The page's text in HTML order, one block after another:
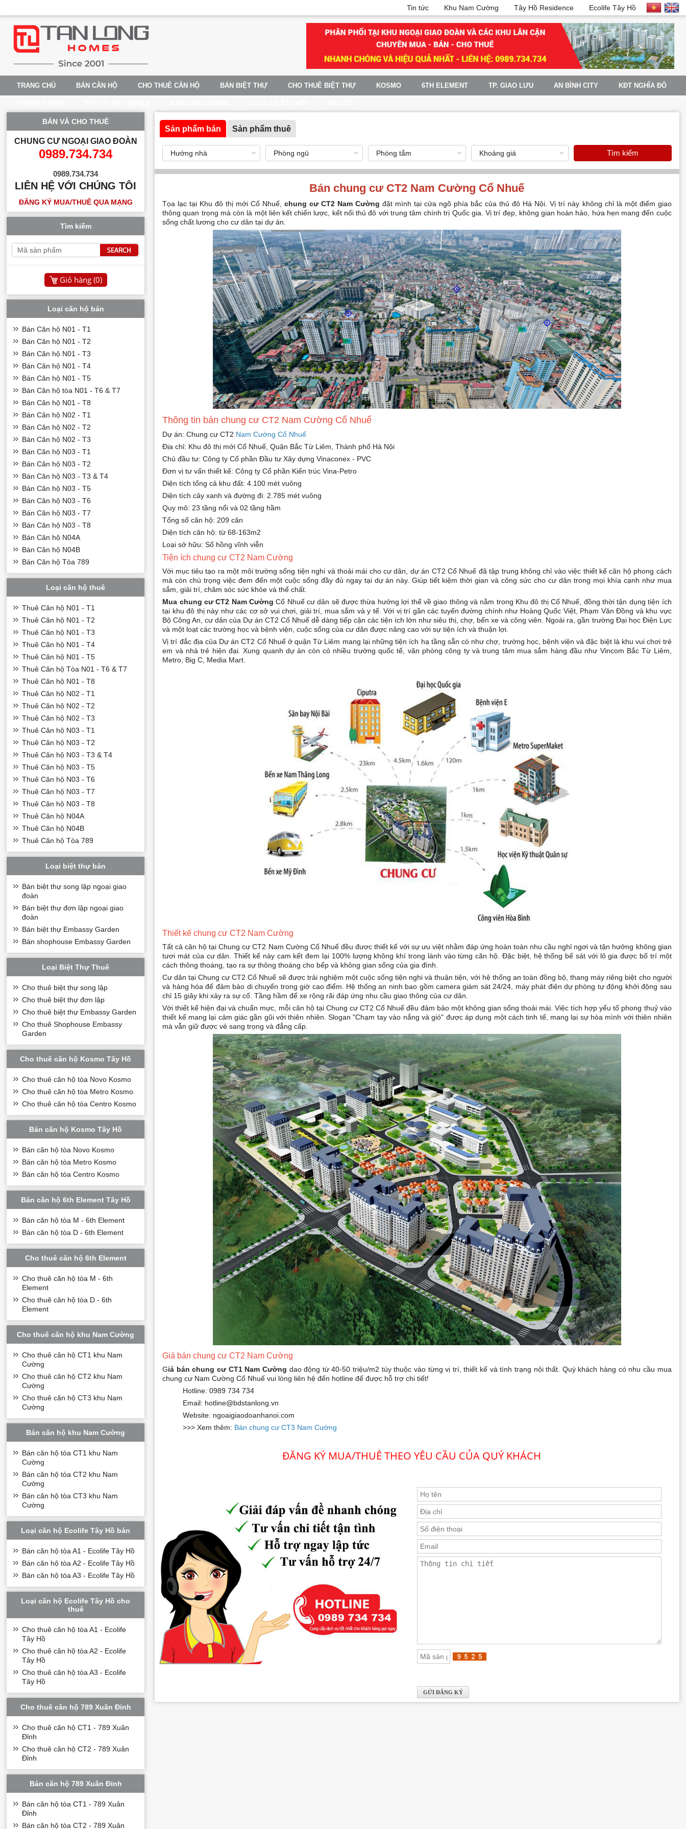
Tin tức Khu Nam Cường Tây Hồ Residence Ecolife Tây Hồ
TRANG CHỦ BÁN CĂN HỘ CHO THUÊ CĂN HỘ BÁN BIỆT THỰ CHO THUÊ BIỆT THỰ KOSMO 6TH ELEMENT TP. GIAO LƯU AN BÌNH CITY KĐT NGHĨA ĐÔ
Sản phẩm bán Sản phẩm thuê
Tìm kiếm
Bán chung cư CT2 Nam Cường Cổ Nhuế
Tọa lạc tại Khu đô thị mới Cổ Nhuế,chung cư CT2 Nam Cường đặt mình tại cửa ngõ phía bắc của thủ đô Hà Nội. Vị trí này không chỉ là một điểm giao
thông quan trọng mà còn là một liên kết chiến lược, kết nối thủ đô với trung tâm chính trị Quốc gia. Vị trí đẹp, không gian hoàn hảo, hứa hẹn mang đến cuộc
sống chất lương cho cư dân tại dự án.
Thông tin bán chung cư CT2 Nam Cường Cổ Nhuế
Dự án: Chung cư CT2 Nam Cường Cổ Nhuế
Địa chỉ: Khu đô thị mới Cổ Nhuế, Quận Bắc Từ Liêm, Thành phố Hà Nội
Chủ đầu tư: Công ty Cổ phần Đầu tư Xây dựng Vinaconex - PVC
Đơn vị tư vấn thiết kế: Công ty Cổ phần Kiến trúc Vina-Petro
Diện tích tổng cả khu đất: 4.100 mét vuông
Diện tích cây xanh và đường đi: 2.785 mét vuông
Quy mô: 23 tầng nổi và 02 tầng hầm
Tổng số căn hộ: 209 căn
Diện tích căn hộ: từ 68-163m2
Loại sở hữu: Sổ hồng vĩnh viễn
Tiện ích chung cư CT2 Nam Cường
Với mục tiêu tạo ra một môi trường sống tiện nghi và thoải mái cho cư dân, dự án CT2 Cổ Nhuế đã tập trung không chỉ vào việc thiết kế căn hộ phong cách
mà còn chú trọng việc đem đến một cuộc sống đầy đủ ngay tại dự án này. Giúp tiết kiệm thời gian và công sức cho cư dân trong mọi khía cạnh như mua
sắm, giải trí, chăm sóc sức khỏe và thể chất.
Mua chung cư CT2 Nam Cường Cổ Nhuế cư dân sẽ được thừa hưởng lợi thế về giao thông và nằm trong Khu đô thị Cổ Nhuế, đồng thời tận dụng tiện ích
tại khu đô thị này như các cơ sở vui chơi, giải trí, mua sắm và y tế. Với vị trí gần các tuyến đường chính như Hoàng Quốc Việt, Phạm Văn Đồng và khu vực
Bộ Công An, cư dân của Dự án CT2 Cổ Nhuế dễ dàng tiếp cận các tiện ích lớn như siêu thị, chợ, bến xe và công viên. Ngoài ra, gần trường Đại học Điện Lực
và một loạt các trường học và bệnh viện, cuộc sống của cư dân được nâng cao với sự tiện ích và thuận lợi.
Vị trí đắc địa của Dự án CT2 Cổ Nhuế ở quận Từ Liêm mang lại những tiện ích hạ tầng sẵn có như chợ, trường học, bệnh viện và đặc biệt là khu vui chơi trẻ
em và nhà trẻ hiện đại. Xung quanh dự án còn có nhiều trường quốc tế, văn phòng công ty và trung tâm mua sắm hàng đầu như Vincom Bắc Từ Liêm,
Metro, Big C, Media Mart.
Thiết kế chung cư CT2 Nam Cường
Tất cả căn hộ tại Chung cư CT2 Nam Cường Cổ Nhuế đều được thiết kế với sự ưu việt nhằm đáp ứng hoàn toàn nhu cầu nghỉ ngơi và tận hưởng không gian
tươi mát của cư dân. Thiết kế này cam kết đem lại 100% lượng không khí trong lành vào từng căn hộ. Đặc biệt, hệ thống bế sát với lô gia được bố trí một
cách thông thoáng, tạo ra sự thông thoáng cho bếp và không gian sống của gia đình.
Cư dân tại Chung cư CT2 Cổ Nhuế sẽ được trải nghiệm một cuộc sống tiện nghi và thuận tiện, với hệ thống an toàn đồng bộ, thang máy riêng biệt cho người
và hàng hóa để đảm bảo di chuyển trong giờ cao điểm. Hệ thống an ninh bao gồm camera giám sát 24/24, máy phát điện dự phòng tự động khởi động sau
chỉ 15 giây khi xảy ra sự cố. Tầng hầm để xe rộng rãi đáp ứng nhu cầu giao thông của cư dân.
Với thiết kế hiện đại và chuẩn mực, mỗi căn hộ tại Chung cư CT2 Cổ Nhuế đều đảm bảo một không gian sống thoải mái. Việc tích hợp yếu tố phong thuỷ vào
thiết kế mang lại cảm giác gần gũi với thiên nhiên. Slogan "Chạm tay vào nắng và gió" được áp dụng một cách tinh tế, mang lại sự hòa mình với thiên nhiên
mà vẫn giữ được vẻ sang trọng và đẳng cấp.
Giá bán chung cư CT2 Nam Cường
Giá bán chung cư CT1 Nam Cường dao động từ 40-50 triệu/m2 tùy thuộc vào từng vị trí, thiết kế và tình trạng nội thất. Quý khách hàng có nhu cầu mua
chung cư Nam Cường Cổ Nhuế vui lòng liên hệ đến hotline để được hỗ trợ chi tiết!
Hotline: 0989 734 734
Email: hotline@bdstanlong.vn
Website: ngoaigiaodoanhanoi.com
>>> Xem thêm: Bán chung cư CT3 Nam Cường
ĐĂNG KÝ MUA/THUÊ THEO YÊU CẦU CỦA QUÝ KHÁCH
BÁN VÀ CHO THUÊ
CHUNG CƯ NGOẠI GIAO ĐOÀN
0989.734.734
0989.734.734
LIÊN HỆ VỚI CHÚNG TÔI
ĐĂNG KÝ MUA/THUÊ QUA MẠNG
Tìm kiếm
Giỏ hàng (0)
Loại căn hộ bán
Bán Căn hộ N01 - T1
Bán Căn hộ N01 - T2
Bán Căn hộ N01 - T3
Bán Căn hộ N01 - T4
Bán Căn hộ N01 - T5
Bán Căn hộ tòa N01 - T6 & T7
Bán Căn hộ N01 - T8
Bán Căn hộ N02 - T1
Bán Căn hộ N02 - T2
Bán Căn hộ N02 - T3
Bán Căn hộ N03 - T1
Bán Căn hộ N03 - T2
Bán Căn hộ N03 - T3 & T4
Bán Căn hộ N03 - T5
Bán Căn hộ N03 - T6
Bán Căn hộ N03 - T7
Bán Căn hộ N03 - T8
Bán Căn hộ N04A
Bán Căn hộ N04B
Bán Căn hộ Tòa 789
Loại căn hộ thuê
Thuê Căn hộ N01 - T1
Thuê Căn hộ N01 - T2
Thuê Căn hộ N01 - T3
Thuê Căn hộ N01 - T4
Thuê Căn hộ N01 - T5
Thuê Căn hộ Tòa N01 - T6 & T7
Thuê Căn hộ N01 - T8
Thuê Căn hộ N02 - T1
Thuê Căn hộ N02 - T2
Thuê Căn hộ N02 - T3
Thuê Căn hộ N03 - T1
Thuê Căn hộ N03 - T2
Thuê Căn hộ N03 - T3 & T4
Thuê Căn hộ N03 - T5
Thuê Căn hộ N03 - T6
Thuê Căn hộ N03 - T7
Thuê Căn hộ N03 - T8
Thuê Căn hộ N04A
Thuê Căn hộ N04B
Thuê Căn hộ Tòa 789
Loại biệt thự bán
Bán biệt thự song lập ngoại giao
đoàn
Bán biệt thự đơn lập ngoại giao
đoàn
Bán biệt thự Embassy Garden
Bán shophouse Embassy Garden
Loại Biệt Thự Thuê
Cho thuê biệt thự song lập
Cho thuê biệt thự đơn lập
Cho thuê biệt thự Embassy Garden
Cho thuê Shophouse Embassy
Garden
Cho thuê căn hộ Kosmo Tây Hồ
Cho thuê căn hộ tòa Novo Kosmo
Cho thuê căn hộ tòa Metro Kosmo
Cho thuê căn hộ tòa Centro Kosmo
Bán căn hộ Kosmo Tây Hồ
Bán căn hộ tòa Novo Kosmo
Bán căn hộ tòa Metro Kosmo
Bán căn hộ tòa Centro Kosmo
Bán căn hộ 6th Element Tây Hồ
Bán căn hộ tòa M - 6th Element
Bán căn hộ tòa D - 6th Element
Cho thuê căn hộ 6th Element
Cho thuê căn hộ tòa M - 6th
Element
Cho thuê căn hộ tòa D - 6th
Element
Cho thuê căn hộ khu Nam Cường
Cho thuê căn hộ CT1 khu Nam
Cường
Cho thuê căn hộ CT2 khu Nam
Cường
Cho thuê căn hộ CT3 khu Nam
Cường
Bán căn hộ khu Nam Cường
Bán căn hộ tòa CT1 khu Nam
Cường
Bán căn hộ tòa CT2 khu Nam
Cường
Bán căn hộ tòa CT3 khu Nam
Cường
Loại căn hộ Ecolife Tây Hồ bán
Bán căn hộ tòa A1 - Ecolife Tây Hồ
Bán căn hộ tòa A2 - Ecolife Tây Hồ
Bán căn hộ tòa A3 - Ecolife Tây Hồ
Loại căn hộ Ecolife Tây Hồ cho
thuê
Cho thuê căn hộ tòa A1 - Ecolife
Tây Hồ
Cho thuê căn hộ tòa A2 - Ecolife
Tây Hồ
Cho thuê căn hộ tòa A3 - Ecolife
Tây Hồ
Cho thuê căn hộ 789 Xuân Đỉnh
Cho thuê căn hộ CT1 - 789 Xuân
Đỉnh
Cho thuê căn hộ CT2 - 789 Xuân
Đỉnh
Bán căn hộ 789 Xuân Đỉnh
Bán căn hộ tòa CT1 - 789 Xuân
Đỉnh
Bán căn hộ tòa CT2 - 789 Xuân